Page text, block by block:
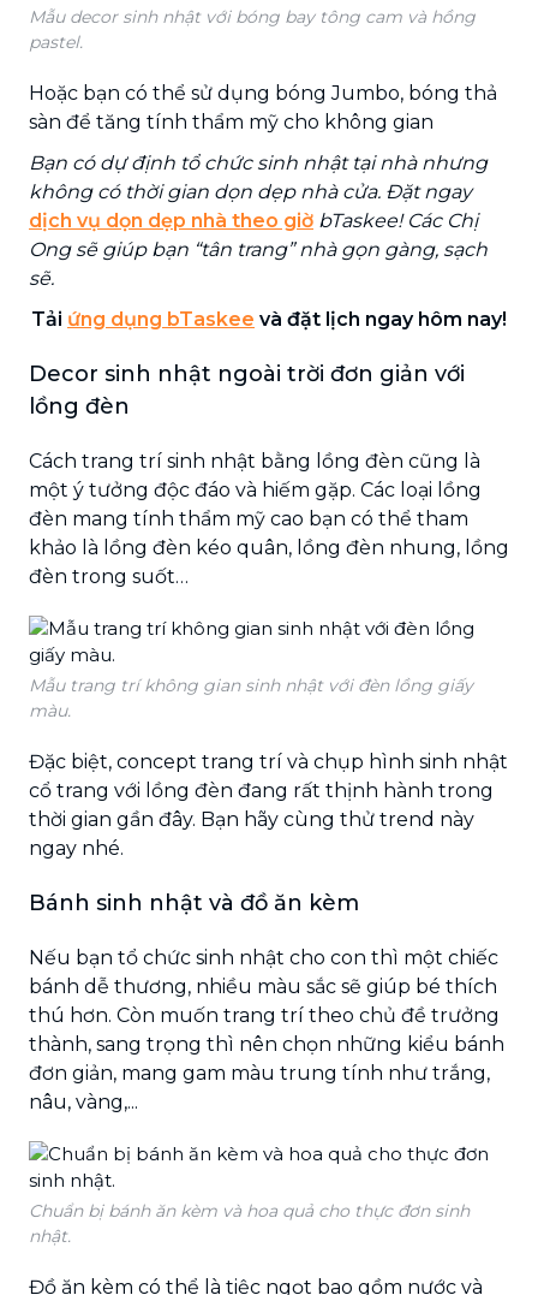
Mẫu decor sinh nhật với bóng bay tông cam và hồng
pastel.
Hoặc bạn có thể sử dụng bóng Jumbo, bóng thả
sàn để tăng tính thẩm mỹ cho không gian
Bạn có dự định tổ chức sinh nhật tại nhà nhưng
không có thời gian dọn dẹp nhà cửa. Đặt ngay
dịch vụ dọn dẹp nhà theo giờ bTaskee! Các Chị
Ong sẽ giúp bạn “tân trang” nhà gọn gàng, sạch
sẽ.
Tải ứng dụng bTaskee và đặt lịch ngay hôm nay!
Decor sinh nhật ngoài trời đơn giản với
lồng đèn
Cách trang trí sinh nhật bằng lồng đèn cũng là
một ý tưởng độc đáo và hiếm gặp. Các loại lồng
đèn mang tính thẩm mỹ cao bạn có thể tham
khảo là lồng đèn kéo quân, lồng đèn nhung, lồng
đèn trong suốt…
Mẫu trang trí không gian sinh nhật với đèn lồng giấy
màu.
Đặc biệt, concept trang trí và chụp hình sinh nhật
cổ trang với lồng đèn đang rất thịnh hành trong
thời gian gần đây. Bạn hãy cùng thử trend này
ngay nhé.
Bánh sinh nhật và đồ ăn kèm
Nếu bạn tổ chức sinh nhật cho con thì một chiếc
bánh dễ thương, nhiều màu sắc sẽ giúp bé thích
thú hơn. Còn muốn trang trí theo chủ đề trưởng
thành, sang trọng thì nên chọn những kiểu bánh
đơn giản, mang gam màu trung tính như trắng,
nâu, vàng,...
Chuẩn bị bánh ăn kèm và hoa quả cho thực đơn sinh
nhật.
Đồ ăn kèm có thể là tiệc ngọt bao gồm nước và